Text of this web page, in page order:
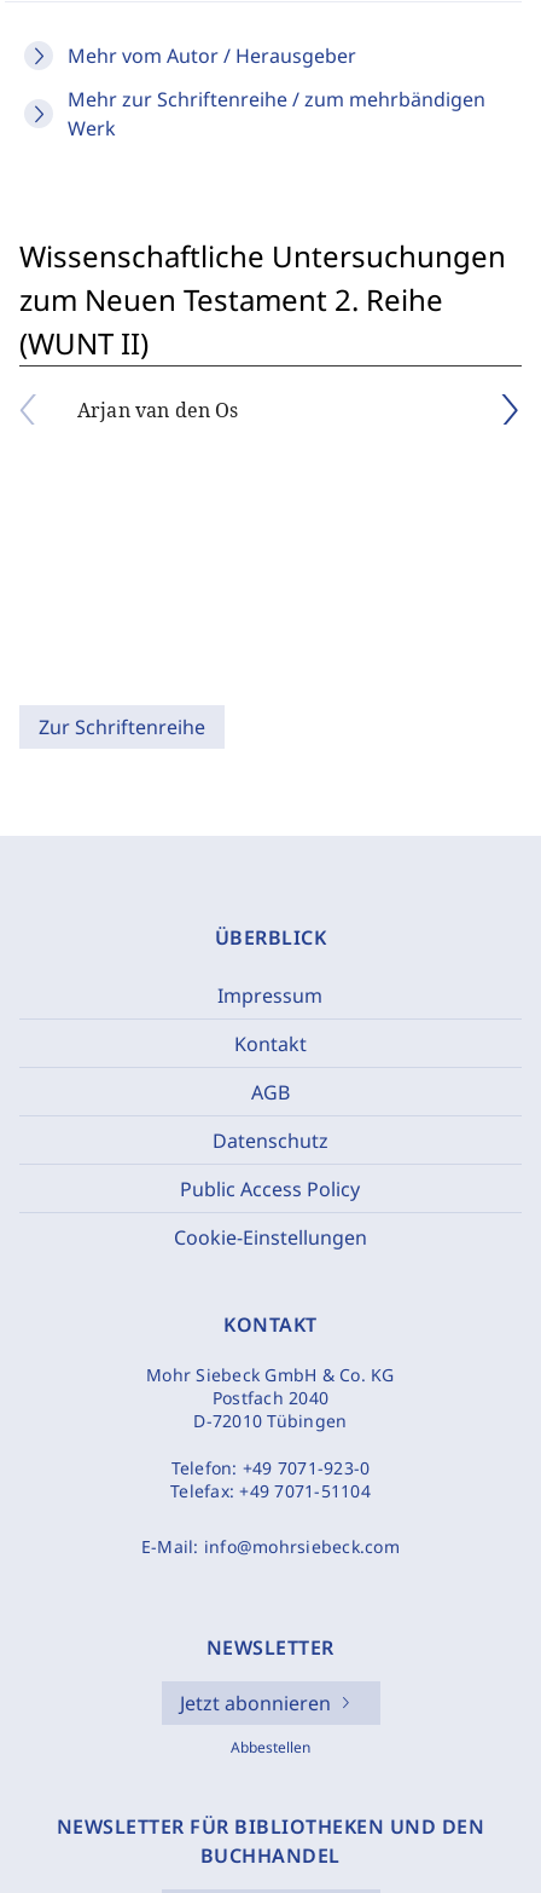
Mehr vom Autor / Herausgeber
Mehr zur Schriftenreihe / zum mehrbändigen
Werk
Wissenschaftliche Untersuchungen
zum Neuen Testament 2. Reihe
(WUNT II)
Arjan van den Os
Zur Schriftenreihe
ÜBERBLICK
Impressum
Kontakt
AGB
Datenschutz
Public Access Policy
Cookie-Einstellungen
KONTAKT
Mohr Siebeck GmbH & Co. KG
Postfach 2040
D-72010 Tübingen
Telefon: +49 7071-923-0
Telefax:+49 7071-51104
E-Mail: info@mohrsiebeck.com
NEWSLETTER
Jetzt abonnieren
Abbestellen
NEWSLETTER FÜR BIBLIOTHEKEN UND DEN
BUCHHANDEL